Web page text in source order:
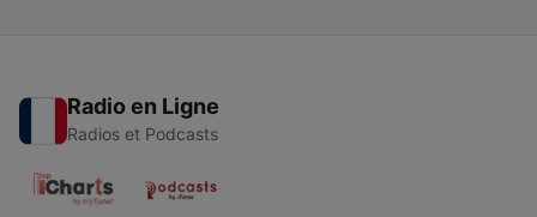
Radio en Ligne
Radios et Podcasts